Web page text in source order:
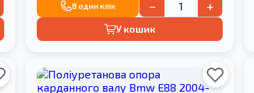
В один клік − +
У кошик